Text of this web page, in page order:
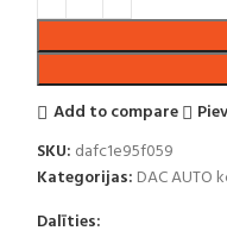
Add to compare
SKU: dafc1e95f059
Kategorijas: DAC AUTO
Dalīties: